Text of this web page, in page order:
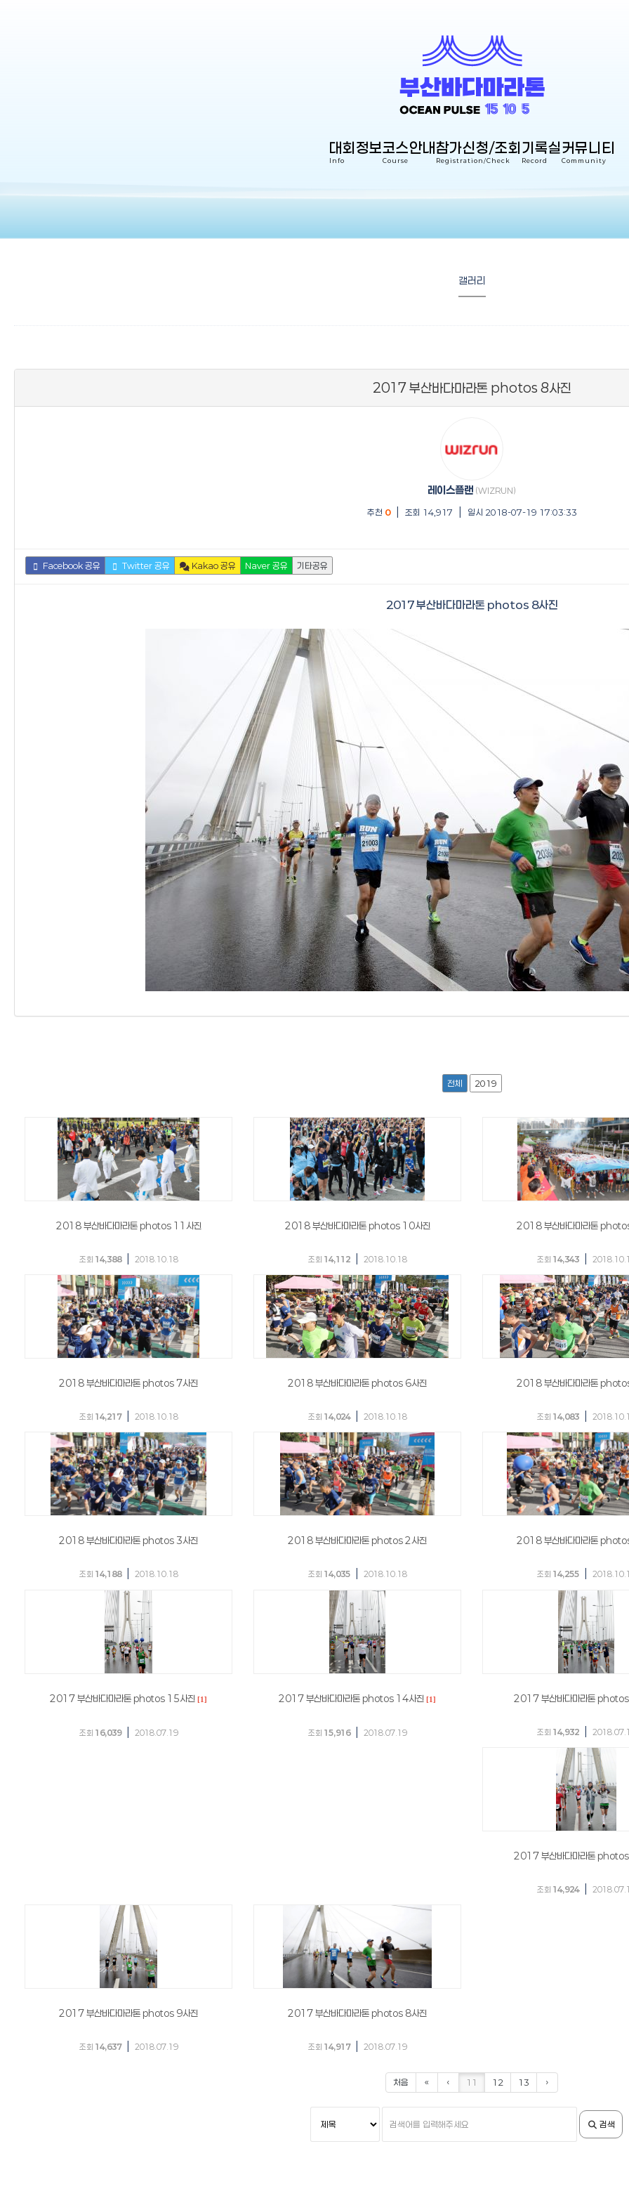
대회정보
Info
코스안내
Course
참가신청/조회
Registration/Check
기록실
Record
커뮤니티
Community
갤러리
2017 부산바다마라톤 photos 8사진
레이스플랜 (WIZRUN)
추천 0 조회 14,917 일시 2018-07-19 17:03:33
Facebook 공유 Twitter 공유 Kakao 공유 Naver 공유 기타공유
2017 부산바다마라톤 photos 8사진
전체 2019
2018 부산바다마라톤 photos 11사진
조회 14,388 2018.10.18
2018 부산바다마라톤 photos 10사진
조회 14,112 2018.10.18
2018 부산바다마라톤
조회 14,343
2018 부산바다마라톤 photos 7사진
조회 14,217 2018.10.18
2018 부산바다마라톤 photos 6사진
조회 14,024 2018.10.18
2018 부산바다마라톤
조회 14,083
2018 부산바다마라톤 photos 3사진
조회 14,188 2018.10.18
2018 부산바다마라톤 photos 2사진
조회 14,035 2018.10.18
2018 부산바다마라톤
조회 14,255
2017 부산바다마라톤 photos 15사진 [1]
조회 16,039 2018.07.19
2017 부산바다마라톤 photos 14사진 [1]
조회 15,916 2018.07.19
2017 부산바다마라톤
조회 14,932
2017 부산바다마라톤
조회 14,924
2017 부산바다마라톤 photos 9사진
조회 14,637 2018.07.19
2017 부산바다마라톤 photos 8사진
조회 14,917 2018.07.19
처음 « ‹ 11 12 13 ›
조
어
검색